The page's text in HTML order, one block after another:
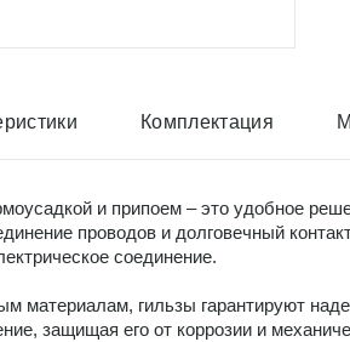
Комплектация
и припоем – это удобное
проводов и долговечный
соединение.
материалам, гильзы гарантируют
защищая его от коррозии и